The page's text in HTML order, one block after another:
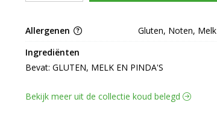
Allergenen
Gluten, Noten, Melk
Ingrediënten
Bevat: GLUTEN, MELK EN PINDA'S
Bekijk meer uit de collectie koud belegd